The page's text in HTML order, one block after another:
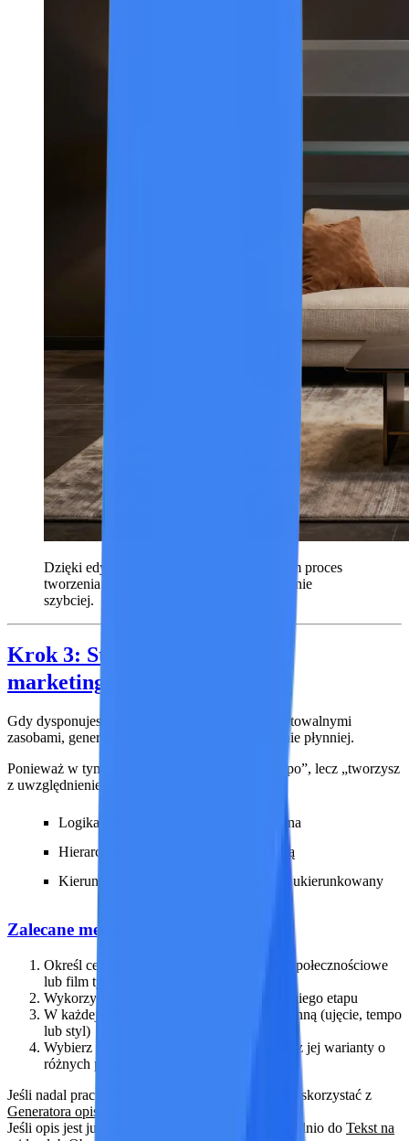
Dzięki edytowalnym zasobom warstwowym proces
tworzenia kolejnych wersji przebiega znacznie
szybciej.
Krok 3: Stwórz gotowy film
marketingowy w Seedance
Gdy dysponujesz już strukturą przestrzenną i edytowalnymi
zasobami, generowanie filmów przebiega znacznie płynniej.
Ponieważ w tym momencie nie tworzysz „na ślepo”, lecz „tworzysz
z uwzględnieniem pewnych ograniczeń”:
Logika przestrzeni została jasno określona
Hierarchia wizualna jest już pod kontrolą
Kierunek słów kluczowych jest bardziej ukierunkowany
Zalecane metody realizacji
Określ cel: spot reklamowy, film na media społecznościowe
lub film typu „hero” na stronę docelową
Wykorzystaj kluczowe elementy z poprzedniego etapu
W każdej rundzie zmieniaj tylko jedną zmienną (ujęcie, tempo
lub styl)
Wybierz najlepszą wersję, a następnie stwórz jej warianty o
różnych proporcjach i długościach
Jeśli nadal pracujesz nad opisem, możesz najpierw skorzystać z
Generatora opisów wideo
Jeśli opis jest już gotowy, możesz przejść bezpośrednio do Tekst na